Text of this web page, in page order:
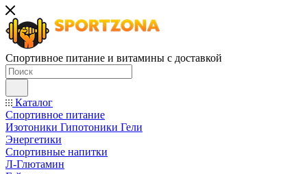
Спортивное питание и витамины с доставкой
Каталог
Спортивное питание
Изотоники Гипотоники Гели
Энергетики
Спортивные напитки
Л-Глютамин